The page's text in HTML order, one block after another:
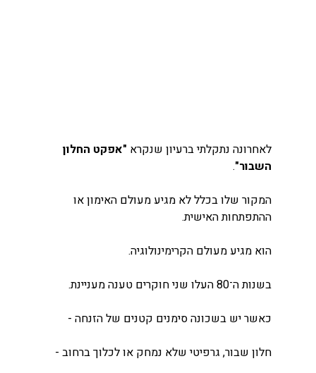
לאחרונה נתקלתי ברעיון שנקרא "אפקט החלון
השבור".
המקור שלו בכלל לא מגיע מעולם האימון או
ההתפתחות האישית.
הוא מגיע מעולם הקרימינולוגיה.
בשנות ה־80 העלו שני חוקרים טענה מעניינת.
כאשר יש בשכונה סימנים קטנים של הזנחה -
חלון שבור, גרפיטי שלא נמחק או לכלוך ברחוב -